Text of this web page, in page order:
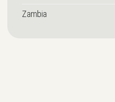
Zambia